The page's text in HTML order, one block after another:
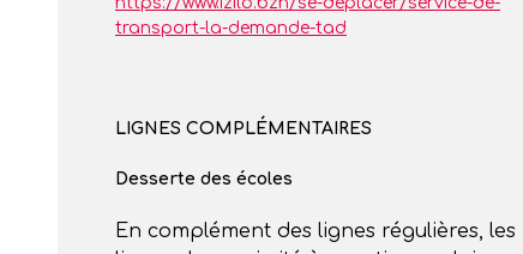
transport-la-demande-tad
LIGNES COMPLÉMENTAIRES
Desserte des écoles
En complément des lignes régulières, les